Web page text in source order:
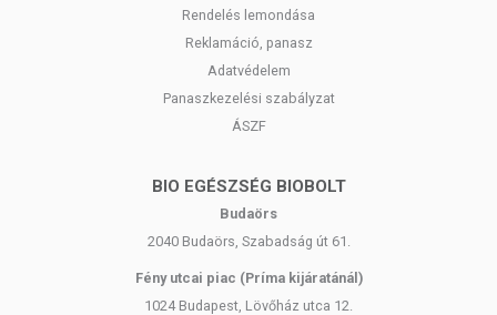
Rendelés lemondása
Reklamáció, panasz
Adatvédelem
Panaszkezelési szabályzat
ÁSZF
BIO EGÉSZSÉG BIOBOLT
Budaörs
2040 Budaörs, Szabadság út 61.
Fény utcai piac (Príma kijáratánál)
1024 Budapest, Lövőház utca 12.